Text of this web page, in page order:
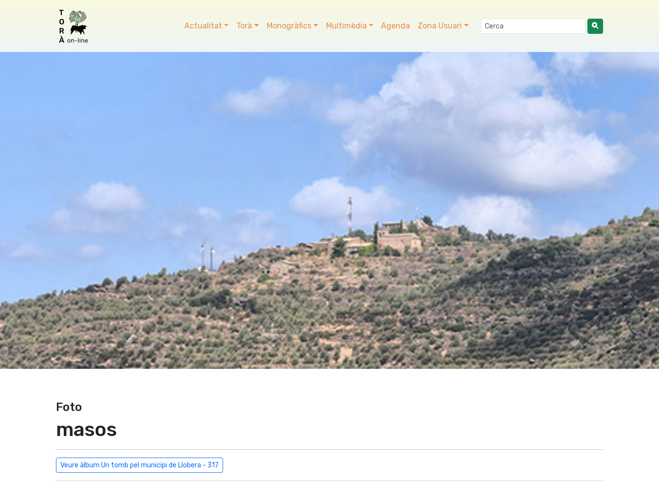
Actualitat Torà Monogràfics Multimèdia Agenda Zona Usuari
Foto
masos
Veure àlbum Un tomb pel municipi de Llobera - 317